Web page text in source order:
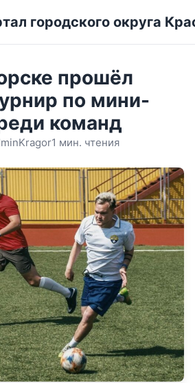
городского округа
прошёл
по мини-
команд
1 мин. чтения